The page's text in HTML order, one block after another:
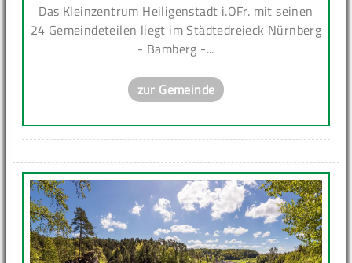
Das Kleinzentrum Heiligenstadt i.OFr. mit seinen
24 Gemeindeteilen liegt im Städtedreieck Nürnberg
- Bamberg -...
zur Gemeinde